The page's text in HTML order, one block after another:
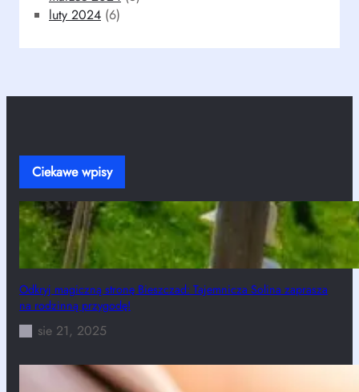
luty 2024 (6)
Ciekawe wpisy
Odkryj magiczną stronę Bieszczad: Tajemnicza Solina zaprasza
na rodzinną przygodę!
sie 21, 2025